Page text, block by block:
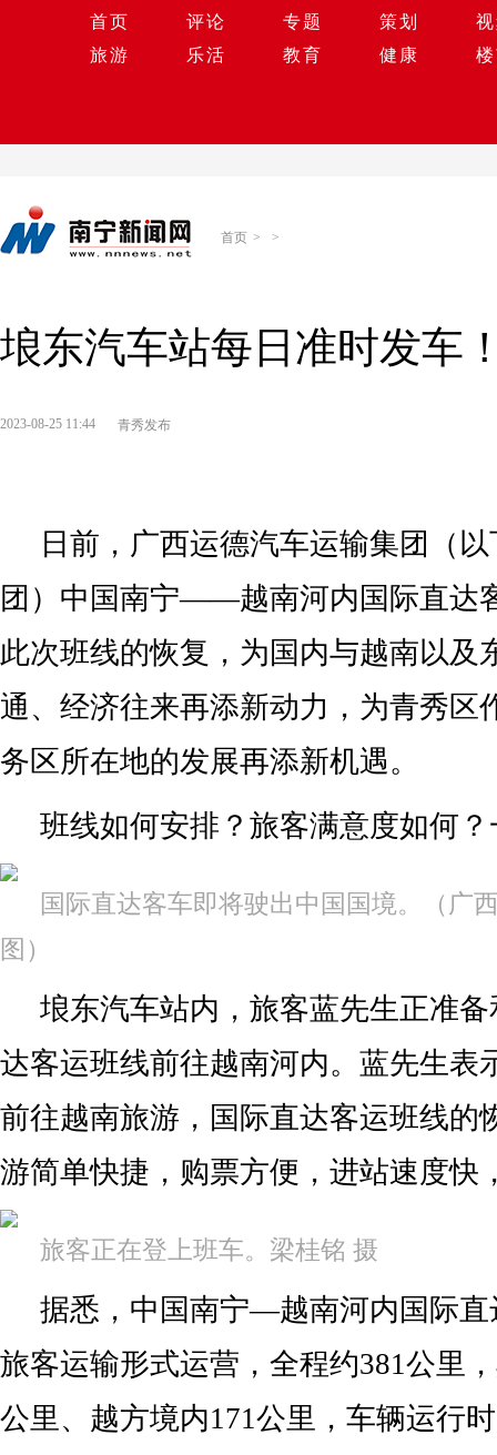
首页 评论 专题 策划
旅游
乐活 教育 健康
首页 > >
埌东汽车站每日准时发车
2023-08-25 11:44 青秀发布
日前，广西运德汽车运输集团（
团）中国南宁——越南河内国际直达
此次班线的恢复，为国内与越南以及
通、经济往来再添新动力，为青秀
务区所在地的发展再添新机遇。
班线如何安排？旅客满意度如何
国际直达客车即将驶出中国国境。（广
图）
埌东汽车站内，旅客蓝先生正准
达客运班线前往越南河内。蓝先生表
前往越南旅游，国际直达客运班线的
游简单快捷，购票方便，进站速度快
旅客正在登上班车。梁桂铭 摄
据悉，中国南宁—越南河内国际直
旅客运输形式运营，全程约381公里
公里、越方境内171公里，车辆运行